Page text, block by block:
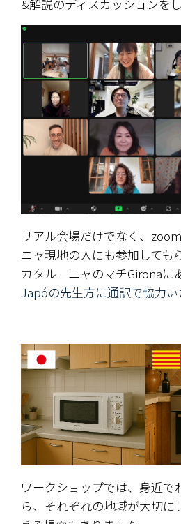
&解説のディスカッションをし
リアル会場だけでなく、
ニャ現地の人にも参加しても
カタルーニャのマチGironaに
Japóの先生方に通訳で協力い
ワークショップでは、身近で
ら、それぞれの地域が大切に